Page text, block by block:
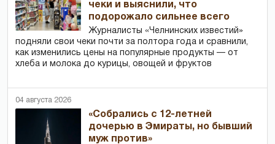
чеки и выяснили, что
подорожало сильнее всего
Журналисты «Челнинских известий»
подняли свои чеки почти за полтора года и сравнили,
как изменились цены на популярные продукты — от
хлеба и молока до курицы, овощей и фруктов
04 августа 2026
«Собрались с 12-летней
дочерью в Эмираты, но бывший
муж против»